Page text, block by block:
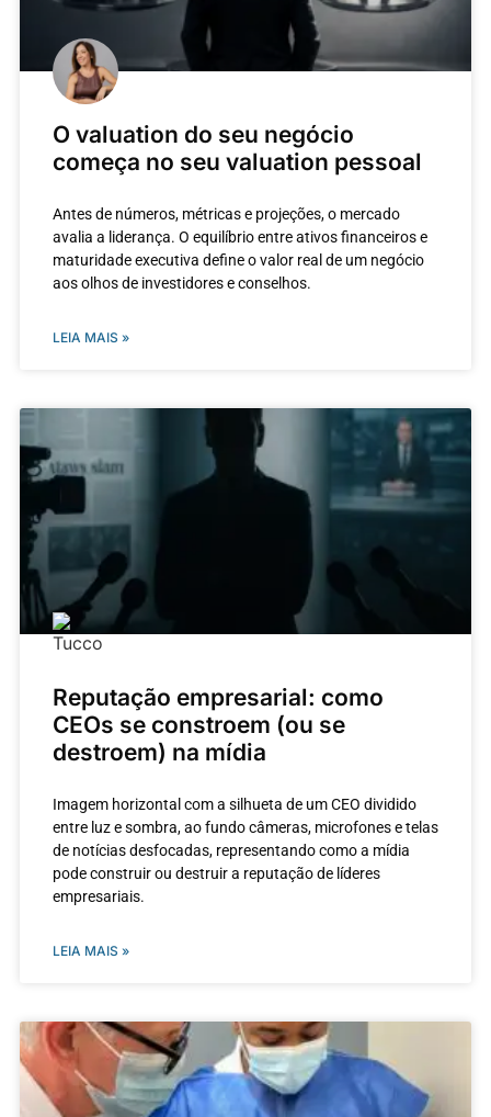
O valuation do seu negócio
começa no seu valuation pessoal
Antes de números, métricas e projeções, o mercado
avalia a liderança. O equilíbrio entre ativos financeiros e
maturidade executiva define o valor real de um negócio
aos olhos de investidores e conselhos.
LEIA MAIS »
Reputação empresarial: como
CEOs se constroem (ou se
destroem) na mídia
Imagem horizontal com a silhueta de um CEO dividido
entre luz e sombra, ao fundo câmeras, microfones e telas
de notícias desfocadas, representando como a mídia
pode construir ou destruir a reputação de líderes
empresariais.
LEIA MAIS »